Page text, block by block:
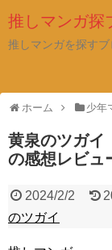
推しマンガ探
推しマンガを探すブ
ホーム 少年
黄泉のツガ
の感想レビュ
2024/2/2
のツガイ